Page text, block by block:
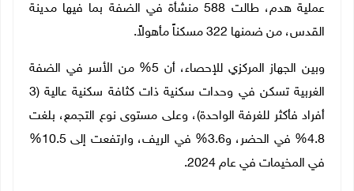
عملية هدم، طالت 588 منشأة في الضفة بما فيها مدينة
القدس، من ضمنها 322 مسكناً مأهولاً.
وبين الجهاز المركزي للإحصاء، أن 5% من الأسر في الضفة
الغربية تسكن في وحدات سكنية ذات كثافة سكنية عالية (3
أفراد فأكثر للغرفة الواحدة)، وعلى مستوى نوع التجمع، بلغت
4.8% في الحضر، و3.6% في الريف، وارتفعت إلى 10.5%
في المخيمات في عام 2024.